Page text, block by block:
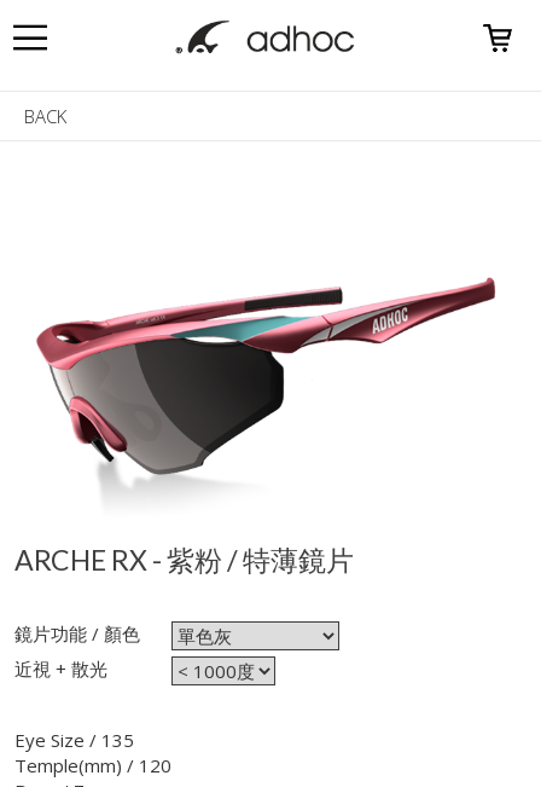
BACK
ARCHE RX - 紫粉 / 特薄鏡片
鏡片功能 / 顏色
近視 + 散光
Eye Size / 135
Temple(mm) / 120